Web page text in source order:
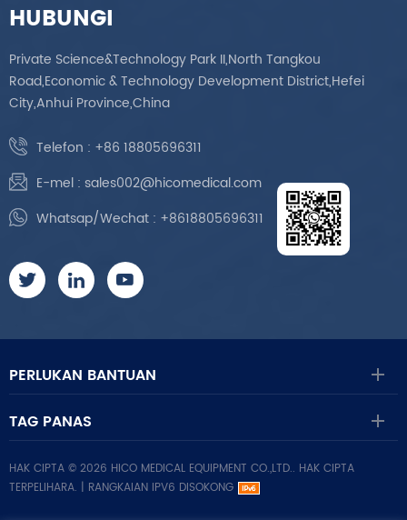
HUBUNGI
Private Science&Technology Park II,North Tangkou
Road,Economic & Technology Development District,Hefei
City,Anhui Province,China
Telefon : +86 18805696311
E-mel : sales002@hicomedical.com
Whatsap/Wechat : +8618805696311
PERLUKAN BANTUAN
TAG PANAS
HAK CIPTA © 2026 HICO MEDICAL EQUIPMENT CO.,LTD.. HAK CIPTA
TERPELIHARA. | RANGKAIAN IPV6 DISOKONG